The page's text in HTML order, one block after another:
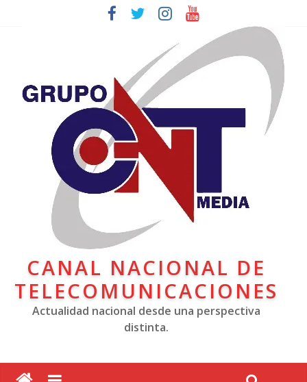
CANAL NACIONAL DE
TELECOMUNICACIONES
Actualidad nacional desde una perspectiva
distinta.